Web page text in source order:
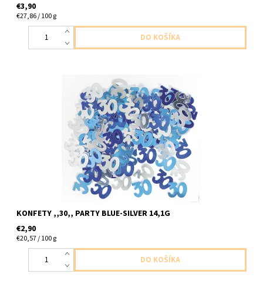
€3,90
€27,86 / 100 g
plastove konfety cislo ,,30,, modro strieborne 14,1g v baleni
KONFETY ,,30,, PARTY BLUE-SILVER 14,1G
€2,90
€20,57 / 100 g